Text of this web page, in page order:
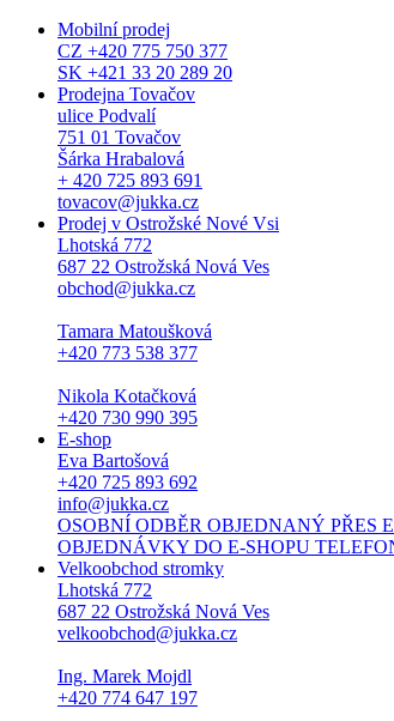
Mobilní prodej
CZ +420 775 750 377
SK +421 33 20 289 20
Prodejna Tovačov
ulice Podvalí
751 01 Tovačov
Šárka Hrabalová
+ 420 725 893 691
tovacov@jukka.cz
Prodej v Ostrožské Nové Vsi
Lhotská 772
687 22 Ostrožská Nová Ves
obchod@jukka.cz
Tamara Matoušková
+420 773 538 377
Nikola Kotačková
+420 730 990 395
E-shop
Eva Bartošová
+420 725 893 692
info@jukka.cz
OSOBNÍ ODBĚR OBJEDNANÝ PŘES
OBJEDNÁVKY DO E-SHOPU
Velkoobchod stromky
Lhotská 772
687 22 Ostrožská Nová Ves
velkoobchod@jukka.cz
Ing. Marek Mojdl
+420 774 647 197